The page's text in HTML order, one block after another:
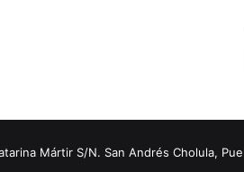
Mártir S/N. San Andrés Cholula,